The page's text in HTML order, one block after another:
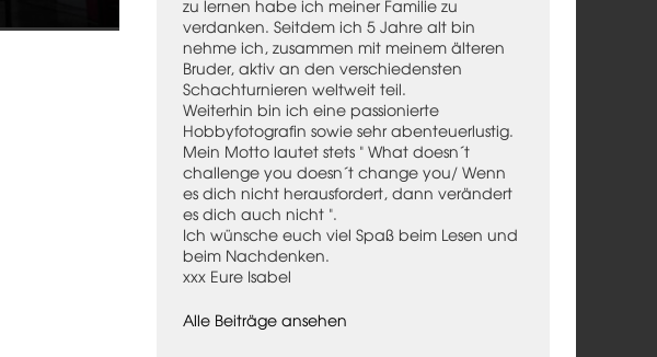
zu lernen habe ich meiner Familie zu
verdanken. Seitdem ich 5 Jahre alt bin
nehme ich, zusammen mit meinem älteren
Bruder, aktiv an den verschiedensten
Schachturnieren weltweit teil.
Weiterhin bin ich eine passionierte
Hobbyfotografin sowie sehr abenteuerlustig.
Mein Motto lautet stets " What doesn´t
challenge you doesn´t change you/ Wenn
es dich nicht herausfordert, dann verändert
es dich auch nicht ".
Ich wünsche euch viel Spaß beim Lesen und
beim Nachdenken.
xxx Eure Isabel
Alle Beiträge ansehen